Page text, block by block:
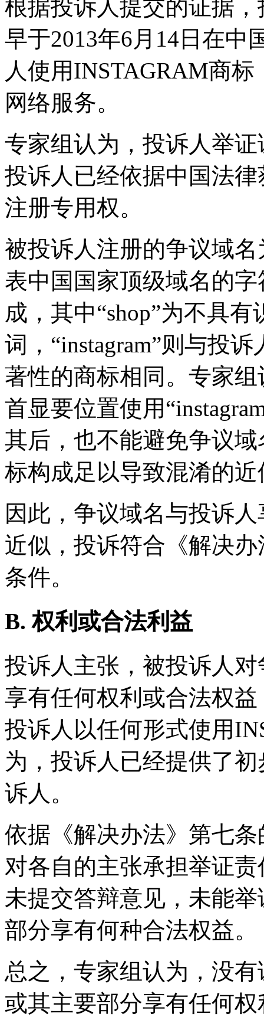
根据投诉人提交的证据
早于2013年6月14日在中
人使用INSTAGRAM商
网络服务。
专家组认为，投诉人举
投诉人已经依据中国法
注册专用权。
被投诉人注册的争议域名
表中国国家顶级域名的字
成，其中“shop”为不具
词，“instagram”则与投
著性的商标相同。专家
首显要位置使用
其后，也不能避免争议
标构成足以导致混淆的近
因此，争议域名与投诉
近似，投诉符合《解决
条件。
B. 权利或合法利益
投诉人主张，被投诉人对
享有任何权利或合法权
投诉人以任何形式使用
为，投诉人已经提供了
诉人。
依据《解决办法》第七
对各自的主张承担举证
未提交答辩意见，未能
部分享有何种合法权益。
总之，专家组认为，没
或其主要部分享有任何